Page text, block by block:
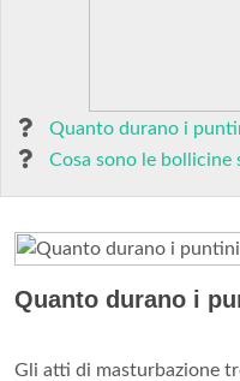
Quanto durano i
Cosa sono le bollicine
Quanto durano i
Gli atti di masturbazione